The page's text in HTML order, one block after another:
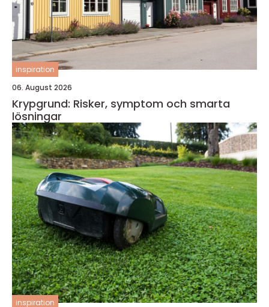
inspiration
06. August 2026
Krypgrund: Risker, symptom och smarta
lösningar
inspiration